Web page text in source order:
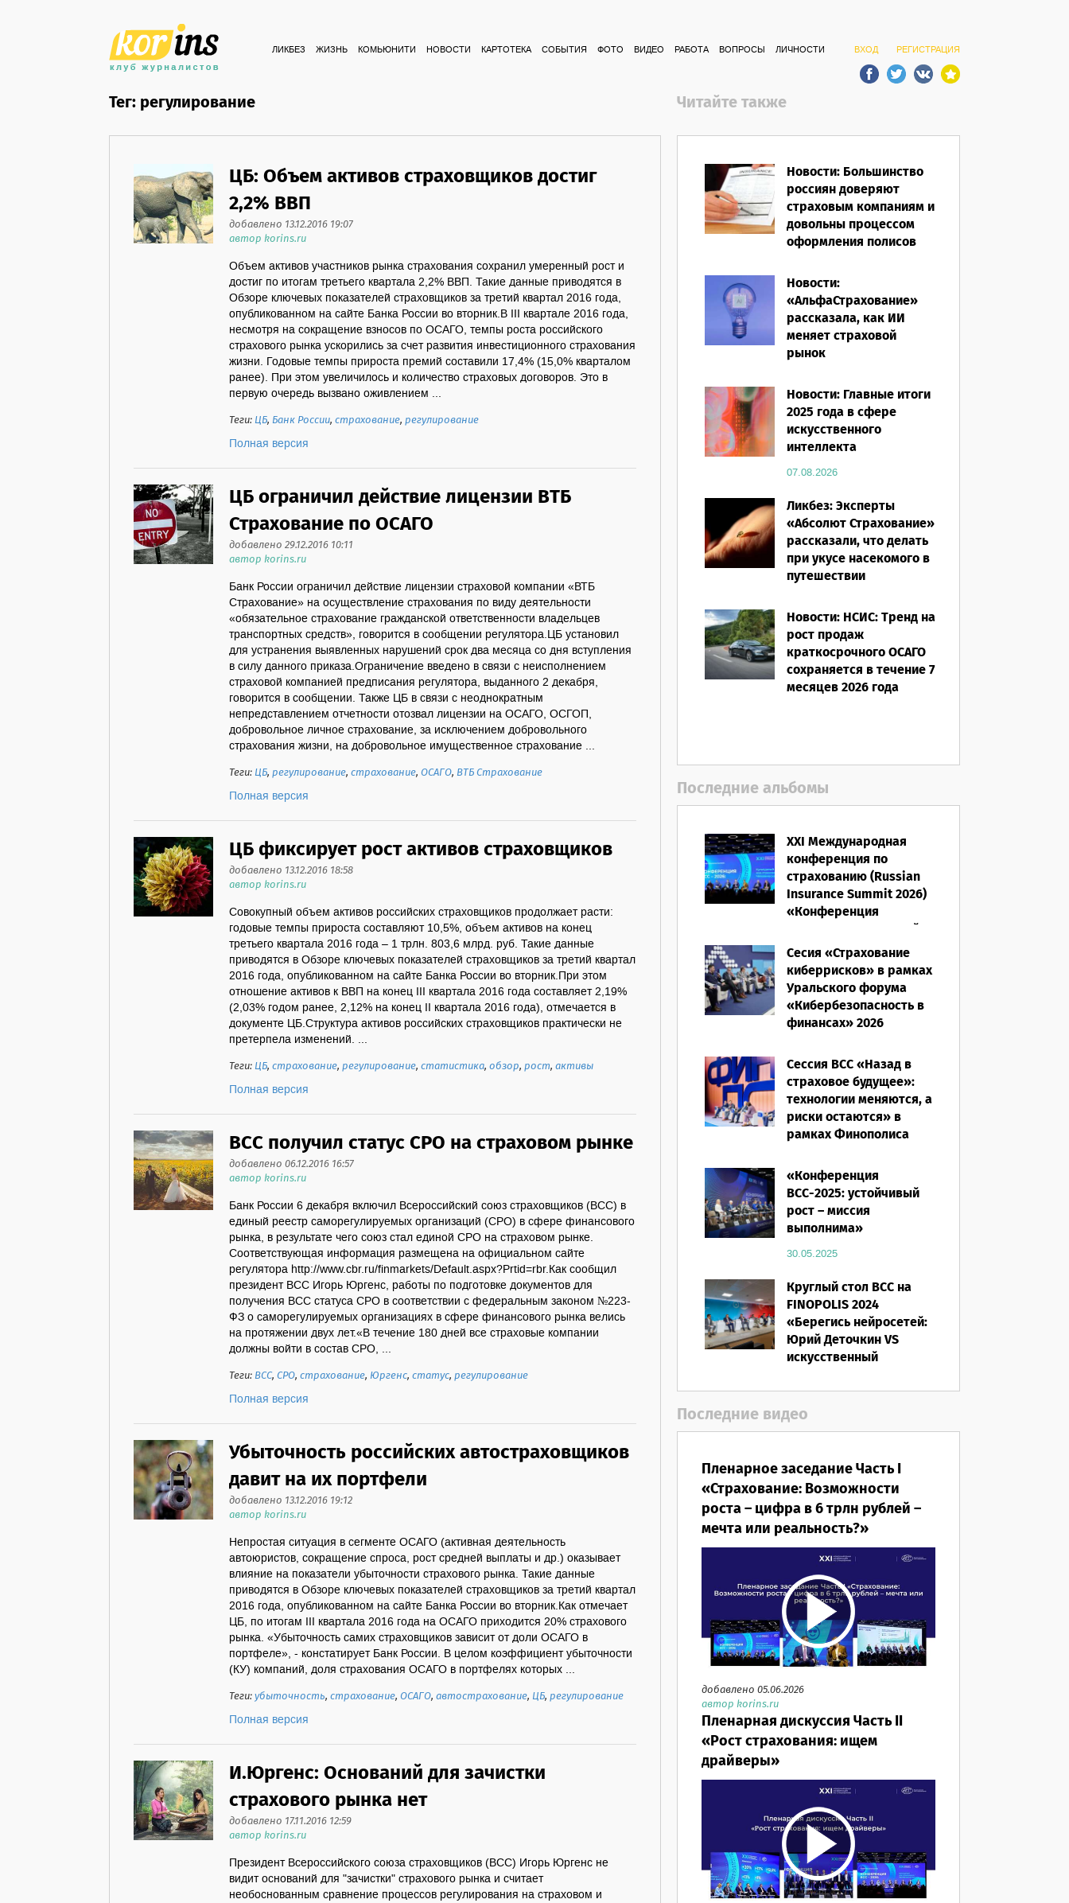
ВХОД РЕГИСТРАЦИЯ
ЛИКБЕЗ ЖИЗНЬ КОМЬЮНИТИ НОВОСТИ КАРТОТЕКА СОБЫТИЯ ФОТО ВИДЕО РАБОТА ВОПРОСЫ ЛИЧНОСТИ
Тег: регулирование
ЦБ: Объем активов страховщиков достиг
2,2% ВВП
добавлено 13.12.2016 19:07
автор korins.ru
Объем активов участников рынка страхования сохранил умеренный рост и
достиг по итогам третьего квартала 2,2% ВВП. Такие данные приводятся в
Обзоре ключевых показателей страховщиков за третий квартал 2016 года,
опубликованном на сайте Банка России во вторник.В III квартале 2016 года,
несмотря на сокращение взносов по ОСАГО, темпы роста российского
страхового рынка ускорились за счет развития инвестиционного страхования
жизни. Годовые темпы прироста премий составили 17,4% (15,0% кварталом
ранее). При этом увеличилось и количество страховых договоров. Это в
первую очередь вызвано оживлением ...
Теги:ЦБ, Банк России,страхование,регулирование
Полная версия
ЦБ ограничил действие лицензии ВТБ
Страхование по ОСАГО
добавлено 29.12.2016 10:11
автор korins.ru
Банк России ограничил действие лицензии страховой компании «ВТБ
Страхование» на осуществление страхования по виду деятельности
«обязательное страхование гражданской ответственности владельцев
транспортных средств», говорится в сообщении регулятора.ЦБ установил
для устранения выявленных нарушений срок два месяца со дня вступления
в силу данного приказа.Ограничение введено в связи с неисполнением
страховой компанией предписания регулятора, выданного 2 декабря,
говорится в сообщении. Также ЦБ в связи с неоднократным
непредставлением отчетности отозвал лицензии на ОСАГО, ОСГОП,
добровольное личное страхование, за исключением добровольного
страхования жизни, на добровольное имущественное страхование ...
Теги:ЦБ,регулирование,страхование,ОСАГО, ВТБ Страхование
Полная версия
ЦБ фиксирует рост активов страховщиков
добавлено 13.12.2016 18:58
автор korins.ru
Совокупный объем активов российских страховщиков продолжает расти:
годовые темпы прироста составляют 10,5%, объем активов на конец
третьего квартала 2016 года – 1 трлн. 803,6 млрд. руб. Такие данные
приводятся в Обзоре ключевых показателей страховщиков за третий квартал
2016 года, опубликованном на сайте Банка России во вторник.При этом
отношение активов к ВВП на конец III квартала 2016 года составляет 2,19%
(2,03% годом ранее, 2,12% на конец II квартала 2016 года), отмечается в
документе ЦБ.Структура активов российских страховщиков практически не
претерпела изменений. ...
Теги:ЦБ,страхование,регулирование,статистика,обзор,рост,активы
Полная версия
ВСС получил статус СРО на страховом рынке
добавлено 06.12.2016 16:57
автор korins.ru
Банк России 6 декабря включил Всероссийский союз страховщиков (ВСС) в
единый реестр саморегулируемых организаций (СРО) в сфере финансового
рынка, в результате чего союз стал единой СРО на страховом рынке.
Соответствующая информация размещена на официальном сайте
регулятора http://www.cbr.ru/finmarkets/Default.aspx?Prtid=rbr.Как сообщил
президент ВСС Игорь Юргенс, работы по подготовке документов для
получения ВСС статуса СРО в соответствии с федеральным законом №223-
ФЗ о саморегулируемых организациях в сфере финансового рынка велись
на протяжении двух лет.«В течение 180 дней все страховые компании
должны войти в состав СРО, ...
Теги:ВСС,СРО,страхование, Юргенс,статус,регулирование
Полная версия
Убыточность российских автостраховщиков
давит на их портфели
добавлено 13.12.2016 19:12
автор korins.ru
Непростая ситуация в сегменте ОСАГО (активная деятельность
автоюристов, сокращение спроса, рост средней выплаты и др.) оказывает
влияние на показатели убыточности страхового рынка. Такие данные
приводятся в Обзоре ключевых показателей страховщиков за третий квартал
2016 года, опубликованном на сайте Банка России во вторник.Как отмечает
ЦБ, по итогам III квартала 2016 года на ОСАГО приходится 20% страхового
рынка. «Убыточность самих страховщиков зависит от доли ОСАГО в
портфеле», - констатирует Банк России. В целом коэффициент убыточности
(КУ) компаний, доля страхования ОСАГО в портфелях которых ...
Теги:убыточность,страхование,ОСАГО,автострахование, ЦБ,регулирование
Полная версия
И.Юргенс: Оснований для зачистки
страхового рынка нет
добавлено 17.11.2016 12:59
автор korins.ru
Президент Всероссийского союза страховщиков (ВСС) Игорь Юргенс не
видит оснований для "зачистки" страхового рынка и считает
необоснованным сравнение процессов регулирования на страховом и
Читайте также
Новости: Большинство
россиян доверяют
страховым компаниям и
довольны процессом
оформления полисов
Новости:
«АльфаСтрахование»
рассказала, как ИИ
меняет страховой
рынок
Новости: Главные итоги
2025 года в сфере
искусственного
интеллекта
07.08.2026
Ликбез: Эксперты
«Абсолют Страхование»
рассказали, что делать
при укусе насекомого в
путешествии
Новости: НСИС: Тренд на
рост продаж
краткосрочного ОСАГО
сохраняется в течение 7
месяцев 2026 года
Последние альбомы
XXI Международная
конференция по
страхованию (Russian
Insurance Summit 2026)
«Конференция
ВСС-2026: Культурный
код страхования/
Человеческий фактор»
28.05.2026
Сесия «Страхование
киберрисков» в рамках
Уральского форума
«Кибербезопасность в
финансах» 2026
Сессия ВСС «Назад в
страховое будущее»:
технологии меняются, а
риски остаются» в
рамках Финополиса
16.03.2026
«Конференция
ВСС-2025: устойчивый
рост – миссия
выполнима»
30.05.2025
Круглый стол ВСС на
FINOPOLIS 2024
«Берегись нейросетей:
Юрий Деточкин VS
искусственный
Последние видео
Пленарное заседание Часть I
«Страхование: Возможности
роста – цифра в 6 трлн рублей –
мечта или реальность?»
добавлено 05.06.2026
автор korins.ru
Пленарная дискуссия Часть II
«Рост страхования: ищем
драйверы»